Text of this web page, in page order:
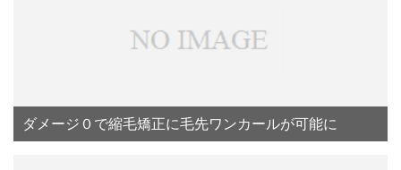
ダメージ０で縮毛矯正に毛先ワンカールが可能に